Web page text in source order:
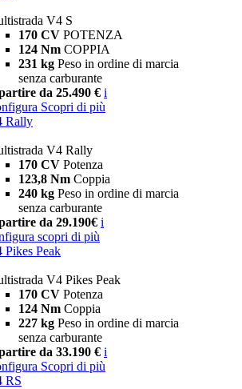
V4 S
170 CV POTENZA
124 Nm COPPIA
231 kg Peso in ordine di marcia
senza carburante
da 25.490 € i
Scopri di più
Rally
V4 Rally
170 CV Potenza
123,8 Nm Coppia
240 kg Peso in ordine di marcia
senza carburante
da 29.190€ i
scopri di più
Pikes Peak
V4 Pikes Peak
170 CV Potenza
124 Nm Coppia
227 kg Peso in ordine di marcia
senza carburante
da 33.190 € i
Scopri di più
RS